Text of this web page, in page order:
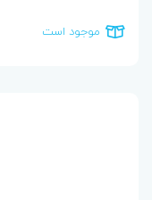
موجود است